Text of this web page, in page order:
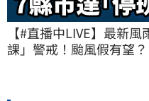
【#直播中LIVE】最新
課」警戒！颱風假有望？